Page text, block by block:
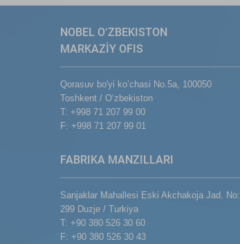
NOBEL OʻZBEKISTON
MARKAZİY OFIS
Qorasuv bo'yi ko’chasi No.5a, 100050
Toshkent / Oʻzbekiston
T: +998 71 207 99 00
F: +998 71 207 99 01
FABRIKA MANZILLARI
Sanjaklar Mahallesi Eski Akchakoja Jad. No:
299 Duzje / Turkiya
T: +90 380 526 30 60
F: +90 380 526 30 43